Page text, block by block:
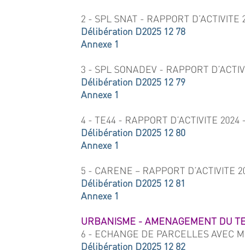
2 - SPL SNAT - RAPPORT D’ACTIVITE
Délibération D2025 12 78
Annexe 1
3 - SPL SONADEV - RAPPORT
Délibération D2025 12 79
Annexe 1
4 - TE44 - RAPPORT D’ACTIVITE 2024
Délibération D2025 12 80
Annexe 1
5 - CARENE – RAPPORT D’ACTIVITE
Délibération D2025 12 81
Annexe 1
URBANISME - AMENAGEMENT DU
6 - ECHANGE DE PARCELLES AVEC
Délibération D2025 12 82